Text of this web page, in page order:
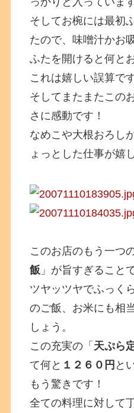
そしてお椀には最初
たので、味噌汁かお
ふたを開けると何と
これは嬉しい誤算で
そしてまたまたこの
さに感動です！
なめこや大根おろし
ょっとした仕事が嬉
このお店のもう一つ
飯 」が旨すぎること
ツヤッツヤでふっく
のご飯、お米にも相
しょう。
この充実の「 天ぷら
て何と １２６０円 と
もう驚きです！
全ての料理に対して